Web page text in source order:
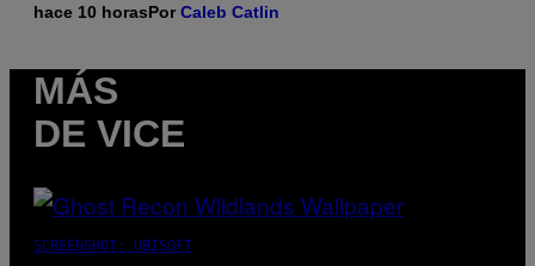
hace 10 horasPorCaleb Catlin
MÁS
DE VICE
SCREENSHOT: UBISOFT